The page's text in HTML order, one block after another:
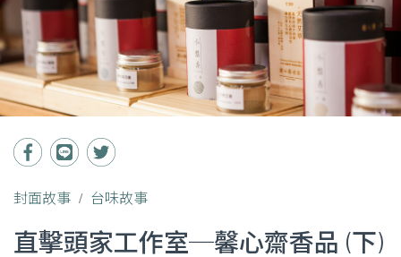
封面故事 台味故事
直擊頭家工作室─馨心齋香品 (下)